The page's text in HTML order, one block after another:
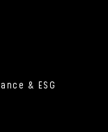
& ESG